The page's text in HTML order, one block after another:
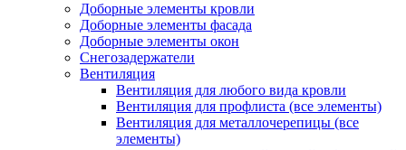
Доборные элементы кровли
Доборные элементы фасада
Доборные элементы окон
Снегозадержатели
Вентиляция
Вентиляция для любого вида кровли
Вентиляция для профлиста (все элементы)
Вентиляция для металлочерепицы (все
элементы)